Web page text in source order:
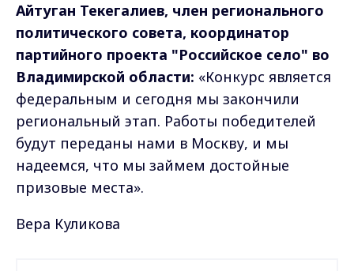
Айтуган Текегалиев, член регионального
политического совета, координатор
партийного проекта "Российское село" во
Владимирской области: «Конкурс является
федеральным и сегодня мы закончили
региональный этап. Работы победителей
будут переданы нами в Москву, и мы
надеемся, что мы займем достойные
призовые места».
Вера Куликова